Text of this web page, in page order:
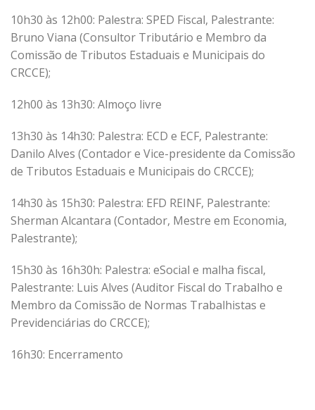
10h30 às 12h00: Palestra: SPED Fiscal, Palestrante:
Bruno Viana (Consultor Tributário e Membro da
Comissão de Tributos Estaduais e Municipais do
CRCCE);
12h00 às 13h30: Almoço livre
13h30 às 14h30: Palestra: ECD e ECF, Palestrante:
Danilo Alves (Contador e Vice-presidente da Comissão
de Tributos Estaduais e Municipais do CRCCE);
14h30 às 15h30: Palestra: EFD REINF, Palestrante:
Sherman Alcantara (Contador, Mestre em Economia,
Palestrante);
15h30 às 16h30h: Palestra: eSocial e malha fiscal,
Palestrante: Luis Alves (Auditor Fiscal do Trabalho e
Membro da Comissão de Normas Trabalhistas e
Previdenciárias do CRCCE);
16h30: Encerramento